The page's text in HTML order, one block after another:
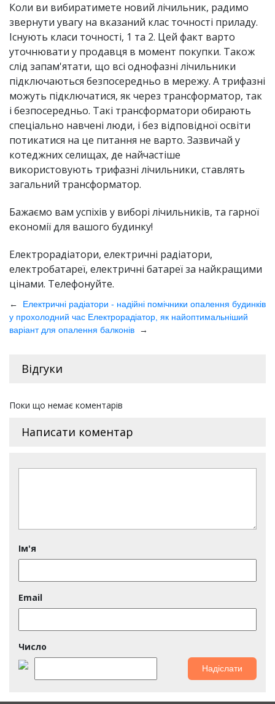
Коли ви вибиратимете новий лічильник, радимо
звернути увагу на вказаний клас точності приладу.
Існують класи точності, 1 та 2. Цей факт варто
уточнювати у продавця в момент покупки. Також
слід запам'ятати, що всі однофазні лічильники
підключаються безпосередньо в мережу. А трифазні
можуть підключатися, як через трансформатор, так
і безпосередньо. Такі трансформатори обирають
спеціально навчені люди, і без відповідної освіти
потикатися на це питання не варто. Зазвичай у
котеджних селищах, де найчастіше
використовують трифазні лічильники, ставлять
загальний трансформатор.
Бажаємо вам успіхів у виборі лічильників, та гарної
економії для вашого будинку!
Електрорадіатори, електричні радіатори,
електробатареї, електричні батареї за найкращими
цінами. Телефонуйте.
←
Електричні радіатори - надійні помічники опалення будинків
у прохолодний час Електрорадіатор, як найоптимальніший
варіант для опалення балконів
→
Відгуки
Поки що немає коментарів
Написати коментар
Ім'я
Email
Число